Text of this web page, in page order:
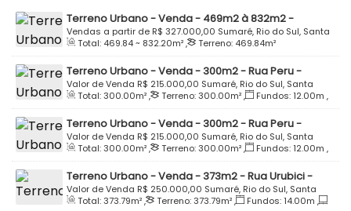
Terreno Urbano - Venda - 469m2 à 832m2 -
Residencial Solar das Palmeiras - Sumaré - Rio do
Sul
R$ 327.000,00
Vendas a partir de
Sumaré, Rio do Sul, Santa
Catarina, Brasil
Total: 469.84~ 832.20m², Terreno: 469.84m²
Terreno Urbano - Venda - 300m2 - Rua Peru -
Parque Residencial Schroeder - Quadra I - Lote 09 -
Bairro Sumaré - Rio do Sul
R$ 215.000,00
Valor de Venda
Sumaré, Rio do Sul, Santa
Catarina, Brasil
Total:300.00m², Terreno:300.00m², Fundos:12.00m ,
Frente: 12.00m, Lado Direito: 25.00m ,
Lado Esquerdo:
25.00m
Terreno Urbano - Venda - 300m2 - Rua Peru -
Parque Residencial Schroeder - Quadra I - Lote 11 -
Bairro Sumaré - Rio do Sul
R$ 215.000,00
Valor de Venda
Sumaré, Rio do Sul, Santa
Catarina, Brasil
Total:300.00m², Terreno:300.00m², Fundos:12.00m ,
Frente: 12.00m, Lado Direito: 25.00m ,
Lado Esquerdo:
25.00m
Terreno Urbano - Venda - 373m2 - Rua Urubici -
Sumaré - Rio do Sul
R$ 250.000,00
Valor de Venda
Sumaré, Rio do Sul, Santa
Catarina, Brasil
Total:373.79m², Terreno:373.79m², Fundos:14.00m ,